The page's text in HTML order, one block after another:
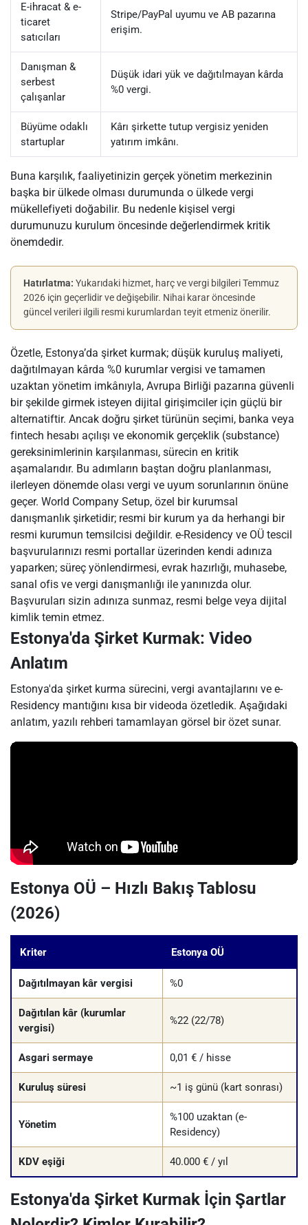
E-ihracat & e-
ticaret
satıcıları
Stripe/PayPal uyumu ve AB pazarına
erişim.
Danışman &
serbest
çalışanlar
Düşük idari yük ve dağıtılmayan kârda
%0 vergi.
Büyüme odaklı
startuplar
Kârı şirkette tutup vergisiz yeniden
yatırım imkânı.
Buna karşılık, faaliyetinizin gerçek yönetim merkezinin
başka bir ülkede olması durumunda o ülkede vergi
mükellefiyeti doğabilir. Bu nedenle kişisel vergi
durumunuzu kurulum öncesinde değerlendirmek kritik
önemdedir.
Hatırlatma: Yukarıdaki hizmet, harç ve vergi bilgileri Temmuz
2026 için geçerlidir ve değişebilir. Nihai karar öncesinde
güncel verileri ilgili resmi kurumlardan teyit etmeniz önerilir.
Özetle, Estonya’da şirket kurmak; düşük kuruluş maliyeti,
dağıtılmayan kârda %0 kurumlar vergisi ve tamamen
uzaktan yönetim imkânıyla, Avrupa Birliği pazarına güvenli
bir şekilde girmek isteyen dijital girişimciler için güçlü bir
alternatiftir. Ancak doğru şirket türünün seçimi, banka veya
fintech hesabı açılışı ve ekonomik gerçeklik (substance)
gereksinimlerinin karşılanması, sürecin en kritik
aşamalarıdır. Bu adımların baştan doğru planlanması,
ilerleyen dönemde olası vergi ve uyum sorunlarının önüne
geçer. World Company Setup, özel bir kurumsal
danışmanlık şirketidir; resmi bir kurum ya da herhangi bir
resmi kurumun temsilcisi değildir. e-Residency ve OÜ tescil
başvurularınızı resmi portallar üzerinden kendi adınıza
yaparken; süreç yönlendirmesi, evrak hazırlığı, muhasebe,
sanal ofis ve vergi danışmanlığı ile yanınızda olur.
Başvuruları sizin adınıza sunmaz, resmi belge veya dijital
kimlik temin etmez.
Estonya'da Şirket Kurmak: Video
Anlatım
Estonya'da şirket kurma sürecini, vergi avantajlarını ve e-
Residency mantığını kısa bir videoda özetledik. Aşağıdaki
anlatım, yazılı rehberi tamamlayan görsel bir özet sunar.
Estonya OÜ – Hızlı Bakış Tablosu
(2026)
Kriter Estonya OÜ
Dağıtılmayan kâr vergisi %0
Dağıtılan kâr (kurumlar
vergisi)
%22 (22/78)
Asgari sermaye 0,01 € / hisse
Kuruluş süresi ~1 iş günü (kart sonrası)
Yönetim
%100 uzaktan (e-
Residency)
KDV eşiği 40.000 € / yıl
Estonya'da Şirket Kurmak İçin Şartlar